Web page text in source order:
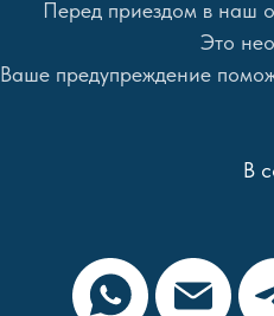
Перед приездом в наш
Это
Ваше предупреждение
В